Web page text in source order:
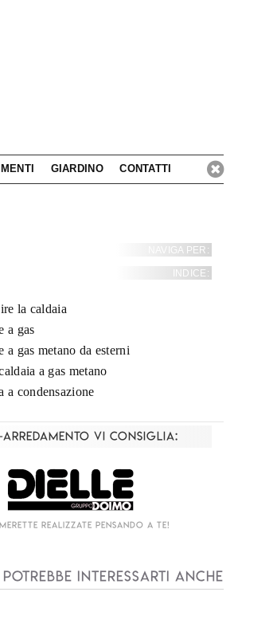
GIARDINO CONTATTI
NAVIGA PER:
INDICE:
la caldaia
a gas
a gas metano da esterni
a gas metano
a condensazione
vi consiglia:
Potrebbe interessarti anche